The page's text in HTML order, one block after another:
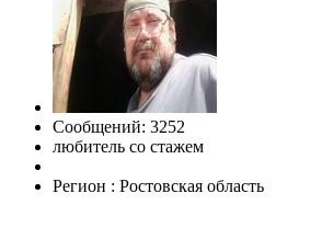
Сообщений: 3252
любитель со стажем
Регион : Ростовская область